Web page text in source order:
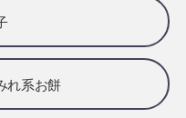
れ系お餅